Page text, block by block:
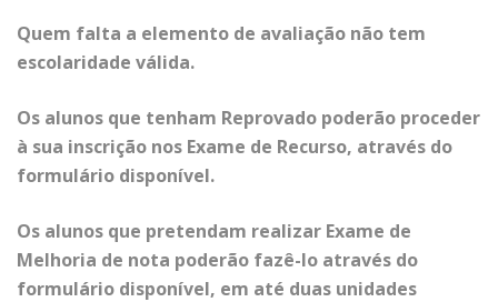
Quem falta a elemento de avaliação não tem
escolaridade válida.
Os alunos que tenham Reprovado poderão proceder
à sua inscrição nos Exame de Recurso, através do
formulário disponível.
Os alunos que pretendam realizar Exame de
Melhoria de nota poderão fazê-lo através do
formulário disponível, em até duas unidades